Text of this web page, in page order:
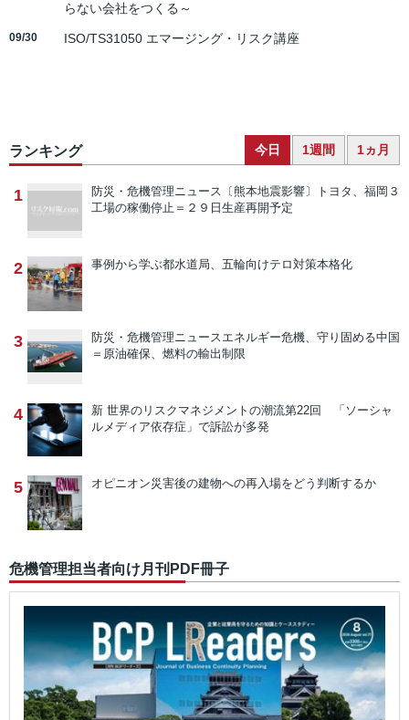
らない会社をつくる～
09/30 ISO/TS31050 エマージング・リスク講座
ランキング 今日 1週間 1ヵ月
1 防災・危機管理ニュース 〔熊本地震影響〕トヨタ、福岡３
工場の稼働停止＝２９日生産再開予定
2 事例から学ぶ都水道局、五輪向けテロ対策本格化
3 防災・危機管理ニュースエネルギー危機、守り固める中国
＝原油確保、燃料の輸出制限
4 新 世界のリスクマネジメントの潮流第22回 「ソーシャ
ルメディア依存症」で訴訟が多発
5 オピニオン災害後の建物への再入場をどう判断するか
危機管理担当者向け月刊PDF冊子